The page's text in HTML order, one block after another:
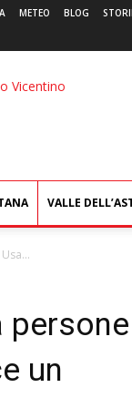
METEO BLOG
L'Eco
VALLE
persone
un